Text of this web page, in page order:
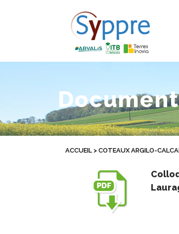
ACCUEIL> COTEAUX ARGILO-